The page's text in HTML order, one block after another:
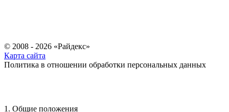
© 2008 - 2026 «Райдекс»
Карта сайта
Политика в отношении обработки персональных данных
1. Общие положения